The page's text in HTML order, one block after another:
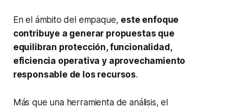
En el ámbito del empaque, este enfoque
contribuye a generar propuestas que
equilibran protección, funcionalidad,
eficiencia operativa y aprovechamiento
responsable de los recursos.
Más que una herramienta de análisis, el